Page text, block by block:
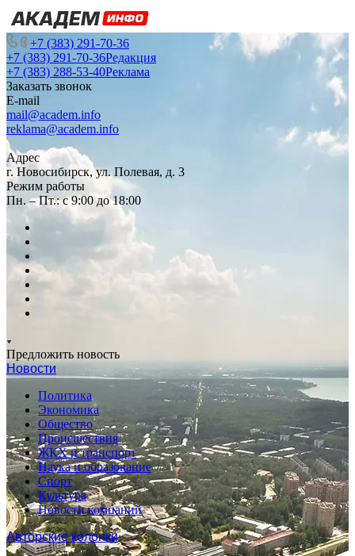
+7 (383) 291-70-36
+7 (383) 291-70-36Редакция
+7 (383) 288-53-40Реклама
Заказать звонок
E-mail
mail@academ.info
reklama@academ.info
Адрес
г. Новосибирск, ул. Полевая, д. 3
Режим работы
Пн. – Пт.: с 9:00 до 18:00
Предложить новость
Новости
Политика
Экономика
Общество
Происшествия
ЖКХ и транспорт
Наука и образование
Спорт
Культура
Новости компаний
Авторские колонки